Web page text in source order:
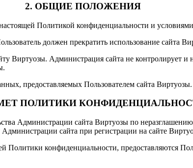
2. ОБЩИЕ ПОЛОЖЕНИЯ
Политикой конфиденциальности и
должен прекратить использование сайта
Виртуозы. Администрация сайта не контролирует и
предоставляемых Пользователем сайта Виртуозы.
ПОЛИТИКИ
Администрации сайта Виртуозы по
сайта при регистрации на сайте
Политики конфиденциальности, предоставляются